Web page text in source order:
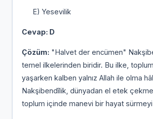
E) Yesevilik
Cevap: D
Çözüm: "Halvet der encümen"
temel ilkelerinden biridir. Bu ilke,
yaşarken kalben yalnız Allah ile olma
Nakşibendîlik, dünyadan el etek
toplum içinde manevi bir hayat